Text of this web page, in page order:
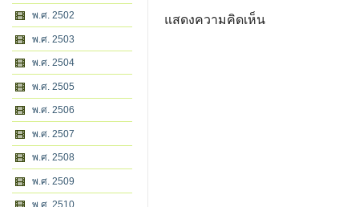
พ.ศ. 2502
พ.ศ. 2503
พ.ศ. 2504
พ.ศ. 2505
พ.ศ. 2506
พ.ศ. 2507
พ.ศ. 2508
พ.ศ. 2509
พ.ศ. 2510
แสดงความคิดเห็น